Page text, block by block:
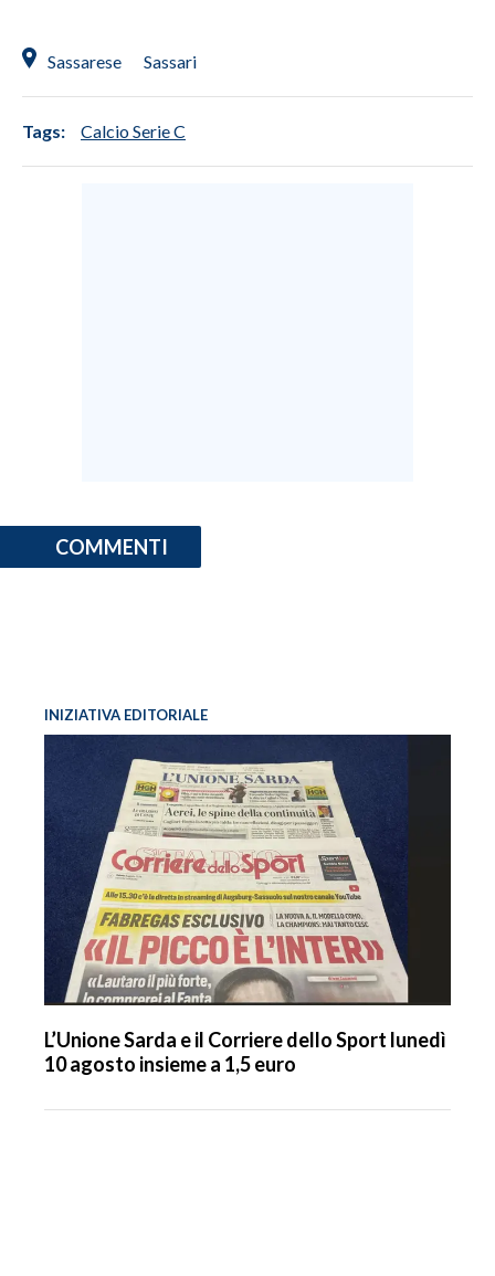
Sassarese Sassari
Tags: Calcio Serie C
COMMENTI
INIZIATIVA EDITORIALE
L’Unione Sarda e il Corriere dello Sport lunedì
10 agosto insieme a 1,5 euro